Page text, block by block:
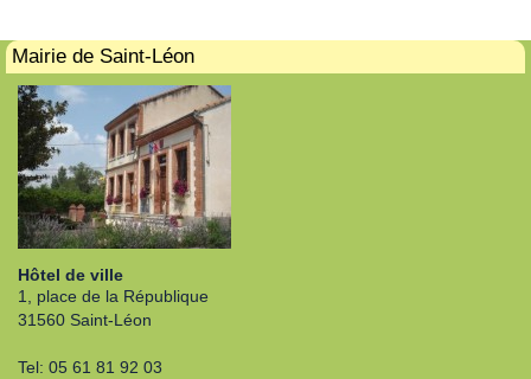
Mairie de Saint-Léon
Hôtel de ville
1, place de la République
31560 Saint-Léon
Tel: 05 61 81 92 03